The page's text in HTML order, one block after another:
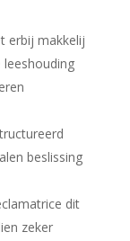
erbij makkelij
beslissing
dit
zeker